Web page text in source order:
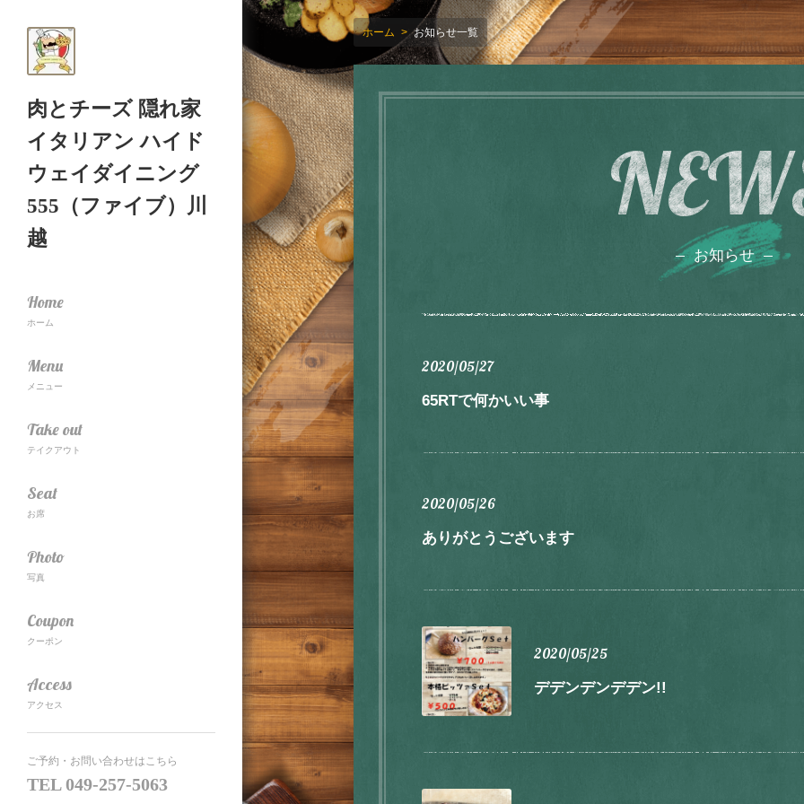
肉とチーズ 隠れ家
イタリアン ハイド
ウェイダイニング
555（ファイブ）川
越
Home
ホーム
Menu
メニュー
Take out
テイクアウト
Seat
お席
Photo
写真
Coupon
クーポン
Access
アクセス
ご予約・お問い合わせはこちら
TEL049-257-5063
ホーム お知らせ一覧
お知らせ
2020/05/27
65RTで何かいい事
2020/05/26
ありがとうございます
2020/05/25
デデンデンデデン!!